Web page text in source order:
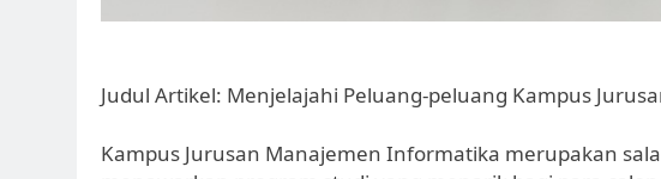
Judul Artikel: Menjelajahi Peluang-peluang Kampus
Kampus Jurusan Manajemen Informatika merupakan